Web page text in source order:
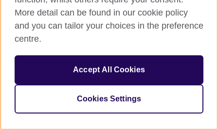
Prywatność i warunki użytkowania
© 2026 British Council
British Council jest międzynarodową organizacją reprezentującą
Zjednoczone Królestwo Wielkiej Brytanii i Irlandii Północnej.
More detail can be found in our cookie policy
and you can tailor your choices in the preference
centre.
Accept All Cookies
Cookies Settings